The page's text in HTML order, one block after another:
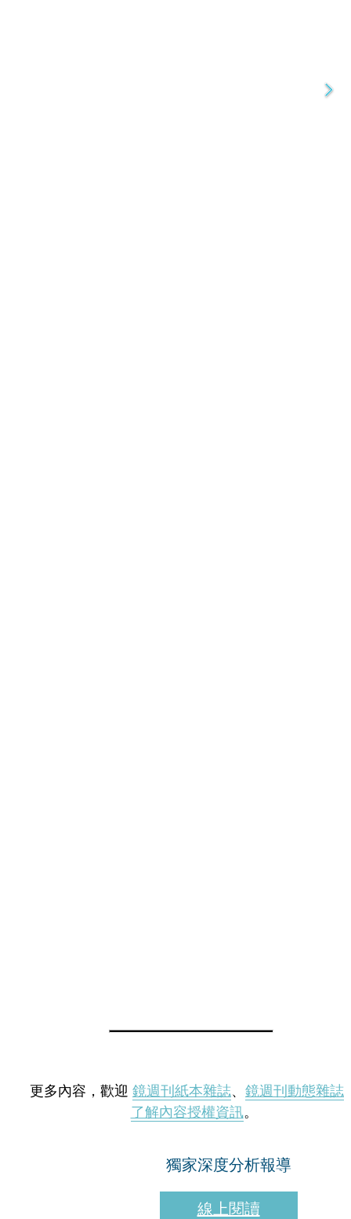
更多內容，歡迎 鏡週刊紙本雜誌、 鏡週刊動態雜誌
了解內容授權資訊。
獨家深度分析報導
線上閱讀